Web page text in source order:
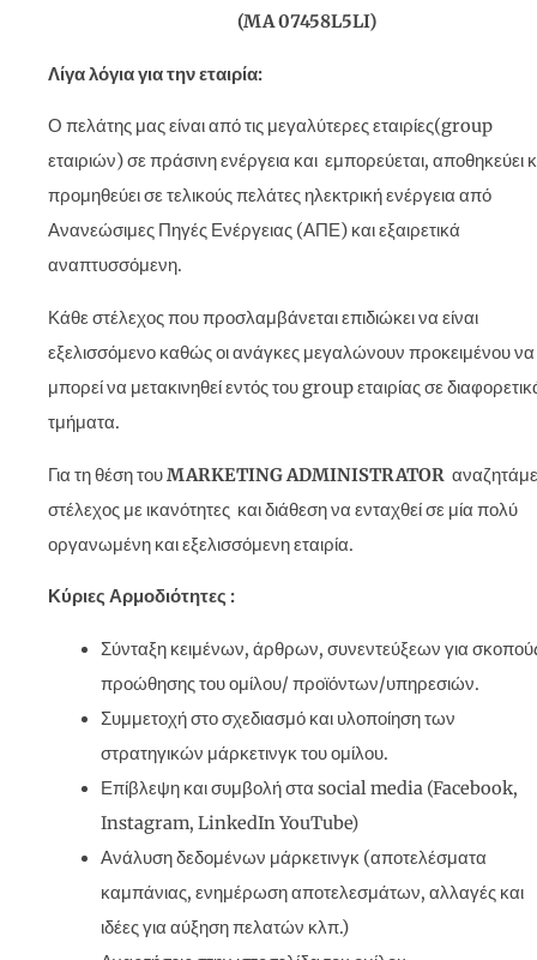
(MA 07458L5LI)
Λίγα λόγια για την εταιρία:
Ο πελάτης μας είναι από τις μεγαλύτερες εταιρίες(group
εταιριών) σε πράσινη ενέργεια και εμπορεύεται, αποθηκεύει
προμηθεύει σε τελικούς πελάτες ηλεκτρική ενέργεια από
Ανανεώσιμες Πηγές Ενέργειας (ΑΠΕ) και εξαιρετικά
αναπτυσσόμενη.
Κάθε στέλεχος που προσλαμβάνεται επιδιώκει να είναι
εξελισσόμενο καθώς οι ανάγκες μεγαλώνουν προκειμένου να
μπορεί να μετακινηθεί εντός του group εταιρίας σε
τμήματα.
Για τη θέση τουMARKETINGADMINISTRATOR αναζητάμε
στέλεχος με ικανότητες και διάθεση να ενταχθεί σε μία πολύ
οργανωμένη και εξελισσόμενη εταιρία.
Κύριες Αρμοδιότητες :
Σύνταξη κειμένων, άρθρων, συνεντεύξεων για
προώθησης του ομίλου/ προϊόντων/υπηρεσιών.
Συμμετοχή στο σχεδιασμό και υλοποίηση των
στρατηγικών μάρκετινγκ του ομίλου.
Επίβλεψη και συμβολή στα social media (Facebook,
Instagram, LinkedIn YouTube)
Ανάλυση δεδομένων μάρκετινγκ (αποτελέσματα
καμπάνιας, ενημέρωση αποτελεσμάτων, αλλαγές και
ιδέες για αύξηση πελατών κλπ.)